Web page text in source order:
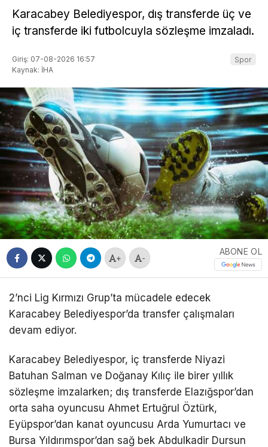
Karacabey Belediyespor, dış transferde üç ve
iç transferde iki futbolcuyla sözleşme imzaladı.
Giriş: 07-08-2026 16:57
Kaynak: İHA
Spor
+ -
ABONE OL
2’nci Lig Kırmızı Grup’ta mücadele edecek
Karacabey Belediyespor’da transfer çalışmaları
devam ediyor.
Karacabey Belediyespor, iç transferde Niyazi
Batuhan Salman ve Doğanay Kılıç ile birer yıllık
sözleşme imzalarken; dış transferde Elazığspor’dan
orta saha oyuncusu Ahmet Ertuğrul Öztürk,
Eyüpspor’dan kanat oyuncusu Arda Yumurtacı ve
Bursa Yıldırımspor’dan sağ bek Abdulkadir Dursun